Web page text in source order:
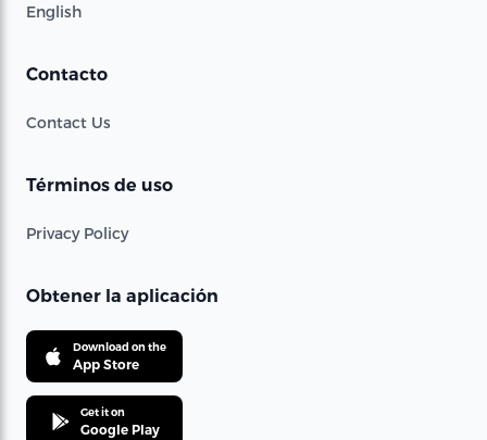
English
Contacto
Contact Us
Términos de uso
Privacy Policy
Obtener la aplicación
Download on the
App Store
Get it on
Google Play